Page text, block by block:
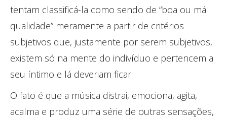
tentam classificá-la como sendo de “boa ou má
qualidade” meramente a partir de critérios
subjetivos que, justamente por serem subjetivos,
existem só na mente do indivíduo e pertencem a
seu íntimo e lá deveriam ficar.
O fato é que a música distrai, emociona, agita,
acalma e produz uma série de outras sensações,